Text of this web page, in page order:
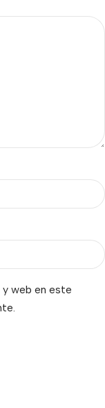
web en este